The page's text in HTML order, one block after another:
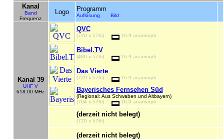
Kanal
Band
Frequenz
Logo Programm
Auflösung Bild
Kanal 39
UHF V
618.00 MHz
QVC
(720 x 576i) 16:9 anamorph
Bibel.TV
(480 x 576i) 16:9 anamorph
Das Vierte
(720 x 576i) 16:9 anamorph
Bayerisches Fernsehen Süd
(Regional: Aus Schwaben und Altbayern)
(704 x 576i)
16:9 anamorph
(derzeit nicht belegt)
(720 x 576i)
(derzeit nicht belegt)